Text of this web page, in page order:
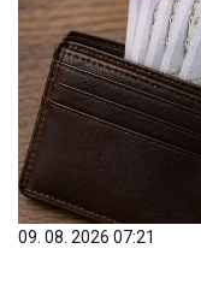
09. 08. 2026 07:21